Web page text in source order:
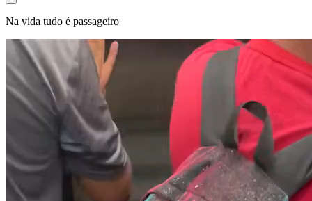
Na vida tudo é passageiro